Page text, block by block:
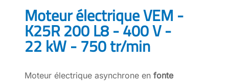
Moteur électrique VEM -
K25R 200 L8 - 400 V -
22 kW - 750 tr/min
Moteur électrique asynchrone en fonte